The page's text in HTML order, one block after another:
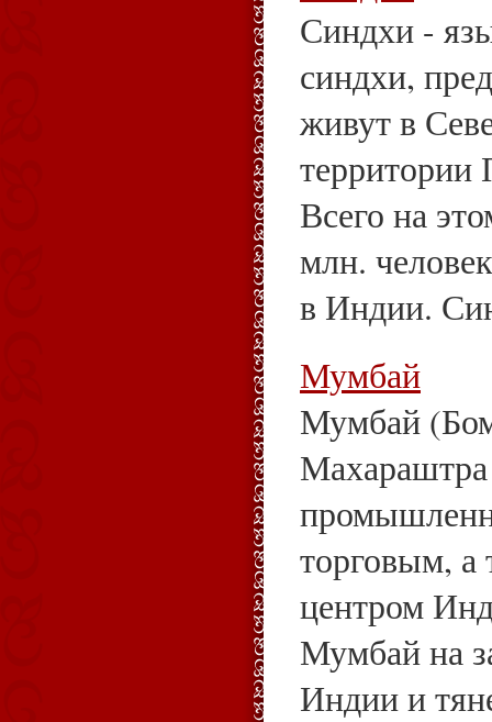
Синдхи -
синдхи,
живут в
территории
Всего на
млн.
в Индии.
Мумбай
Мумбай
Махараштра
торговым,
центром
Мумбай на
Индии и